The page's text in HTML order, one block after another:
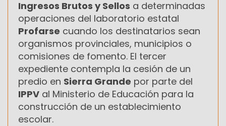
Ingresos Brutos y Sellos a determinadas
operaciones del laboratorio estatal
Profarse cuando los destinatarios sean
organismos provinciales, municipios o
comisiones de fomento. El tercer
expediente contempla la cesión de un
predio en Sierra Grande por parte del
IPPV al Ministerio de Educación para la
construcción de un establecimiento
escolar.